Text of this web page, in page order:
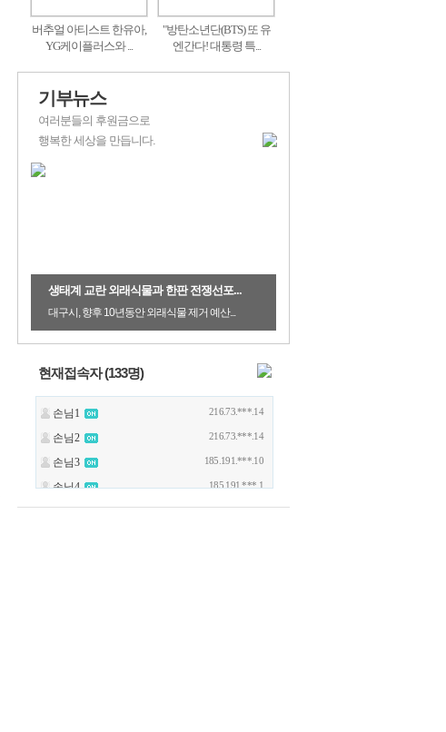
버추얼 아티스트 한유아,
YG케이플러스와 ...
"방탄소년단(BTS) 또 유
엔간다! 대통령 특...
기부뉴스
여러분들의 후원금으로
행복한 세상을 만듭니다.
생태계 교란 외래식물과 한판 전쟁선포...
대구시, 향후 10년동안 외래식물 제거 예산...
현재접속자 (133명)